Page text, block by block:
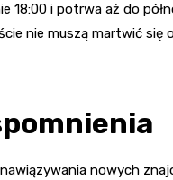
i potrwa aż do
nie muszą martwić się
nowych